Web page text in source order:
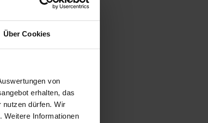
Über Cookies
von
erhalten, das
dürfen. Wir
Weitere Informationen